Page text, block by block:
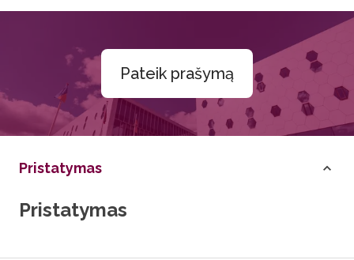
Pateik prašymą
Pristatymas
Pristatymas